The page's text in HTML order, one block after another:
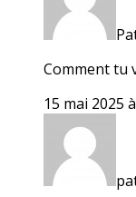
Comment tu
15 mai 2025